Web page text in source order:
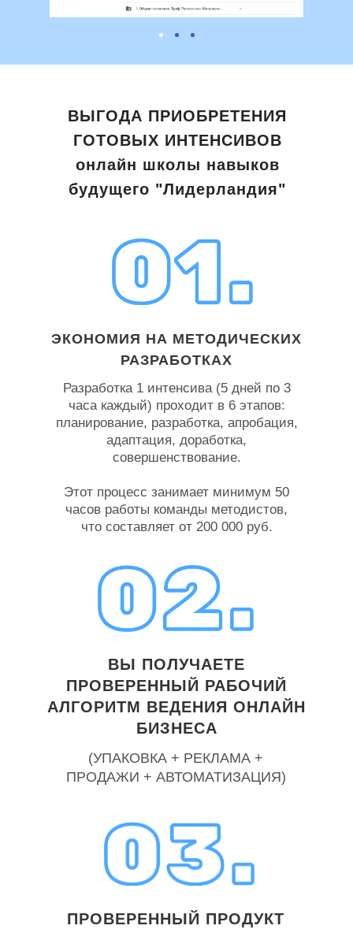
ВЫГОДА ПРИОБРЕТЕНИЯ
ГОТОВЫХ ИНТЕНСИВОВ
онлайн школы навыков
будущего "Лидерландия"
Разработка 1 интенсива (5 дней по 3
часа каждый) проходит в 6 этапов:
планирование, разработка, апробация,
адаптация, доработка,
совершенствование.
Этот процесс занимает минимум 50
часов работы команды методистов,
что составляет от 200 000 руб.
ЭКОНОМИЯ НА МЕТОДИЧЕСКИХ
РАЗРАБОТКАХ
ВЫ ПОЛУЧАЕТЕ
ПРОВЕРЕННЫЙ РАБОЧИЙ
АЛГОРИТМ ВЕДЕНИЯ ОНЛАЙН
БИЗНЕСА
ПРОВЕРЕННЫЙ ПРОДУКТ
(УПАКОВКА + РЕКЛАМА +
ПРОДАЖИ + АВТОМАТИЗАЦИЯ)